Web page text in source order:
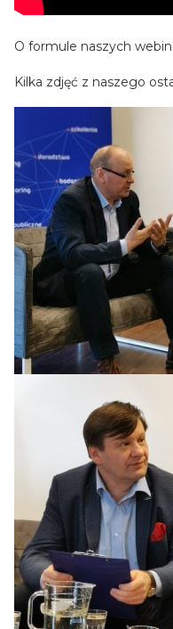
O formule naszych
Kilka zdjęć z naszego